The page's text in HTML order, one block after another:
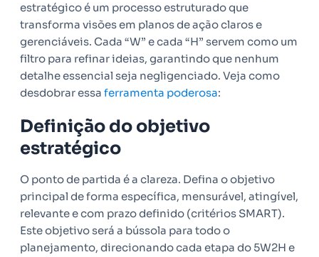
estratégico é um processo estruturado que
transforma visões em planos de ação claros e
gerenciáveis. Cada “W” e cada “H” servem como um
filtro para refinar ideias, garantindo que nenhum
detalhe essencial seja negligenciado. Veja como
desdobrar essa ferramenta poderosa:
Definição do objetivo
estratégico
O ponto de partida é a clareza. Defina o objetivo
principal de forma específica, mensurável, atingível,
relevante e com prazo definido (critérios SMART).
Este objetivo será a bússola para todo o
planejamento, direcionando cada etapa do 5W2H e